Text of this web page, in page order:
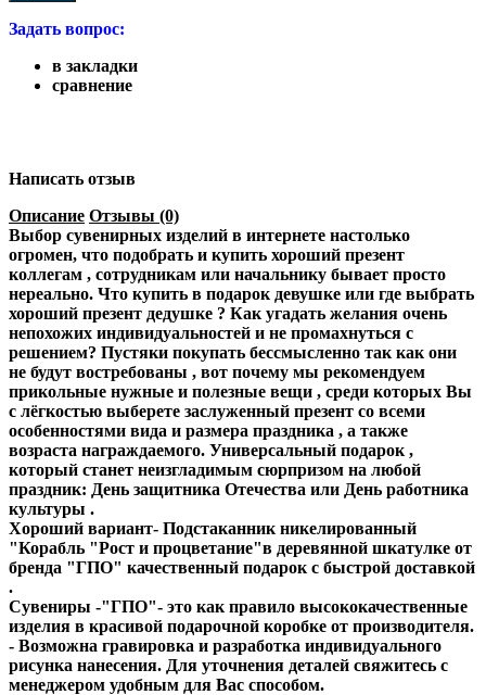
Задать вопрос:
в закладки
сравнение
Написать отзыв
Описание Отзывы (0)
Выбор сувенирных изделий в интернете настолько
огромен, что подобрать и купить хороший презент
коллегам , сотрудникам или начальнику бывает просто
нереально. Что купить в подарок девушке или где выбрать
хороший презент дедушке ? Как угадать желания очень
непохожих индивидуальностей и не промахнуться с
решением? Пустяки покупать бессмысленно так как они
не будут востребованы , вот почему мы рекомендуем
прикольные нужные и полезные вещи , среди которых Вы
с лёгкостью выберете заслуженный презент со всеми
особенностями вида и размера праздника , а также
возраста награждаемого. Универсальный подарок ,
который станет неизгладимым сюрпризом на любой
праздник: День защитника Отечества или День работника
культуры .
Хороший вариант- Подстаканник никелированный
"Корабль "Рост и процветание"в деревянной шкатулке от
бренда "ГПO" качественный подарок с быстрой доставкой
.
Сувениры -"ГПO"- это как правило высококачественные
изделия в красивой подарочной коробке от производителя.
- Возможна гравировка и разработка индивидуального
рисунка нанесения. Для уточнения деталей свяжитесь с
менеджером удобным для Вас способом.